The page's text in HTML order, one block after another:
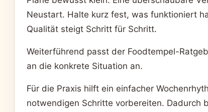
Neustart. Halte kurz fest, was funktioniert
Qualität steigt Schritt für Schritt.
Weiterführend passt der Foodtempel-
an die konkrete Situation an.
Für die Praxis hilft ein einfacher
notwendigen Schritte vorbereiten. Dadurch